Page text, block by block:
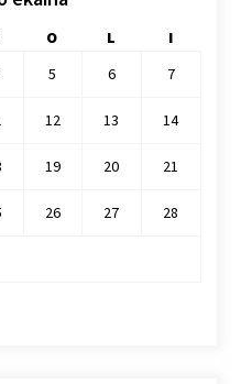
O L
I
5 6 7
12 13 14
19 20 21
26 27 28